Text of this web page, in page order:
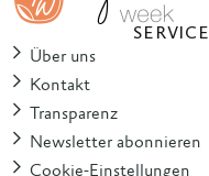
SERVICE
Über uns
Kontakt
Transparenz
Newsletter abonnieren
Cookie-Einstellungen